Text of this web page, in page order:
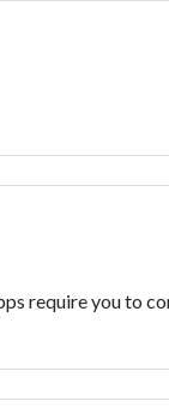
require you to